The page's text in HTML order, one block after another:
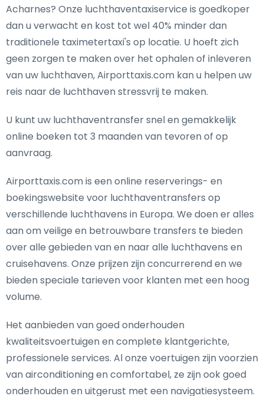
Acharnes? Onze luchthaventaxiservice is goedkoper
dan u verwacht en kost tot wel 40% minder dan
traditionele taximetertaxi's op locatie. U hoeft zich
geen zorgen te maken over het ophalen of inleveren
van uw luchthaven, Airporttaxis.com kan u helpen uw
reis naar de luchthaven stressvrij te maken.
U kunt uw luchthaventransfer snel en gemakkelijk
online boeken tot 3 maanden van tevoren of op
aanvraag.
Airporttaxis.com is een online reserverings- en
boekingswebsite voor luchthaventransfers op
verschillende luchthavens in Europa. We doen er alles
aan om veilige en betrouwbare transfers te bieden
over alle gebieden van en naar alle luchthavens en
cruisehavens. Onze prijzen zijn concurrerend en we
bieden speciale tarieven voor klanten met een hoog
volume.
Het aanbieden van goed onderhouden
kwaliteitsvoertuigen en complete klantgerichte,
professionele services. Al onze voertuigen zijn voorzien
van airconditioning en comfortabel, ze zijn ook goed
onderhouden en uitgerust met een navigatiesysteem.